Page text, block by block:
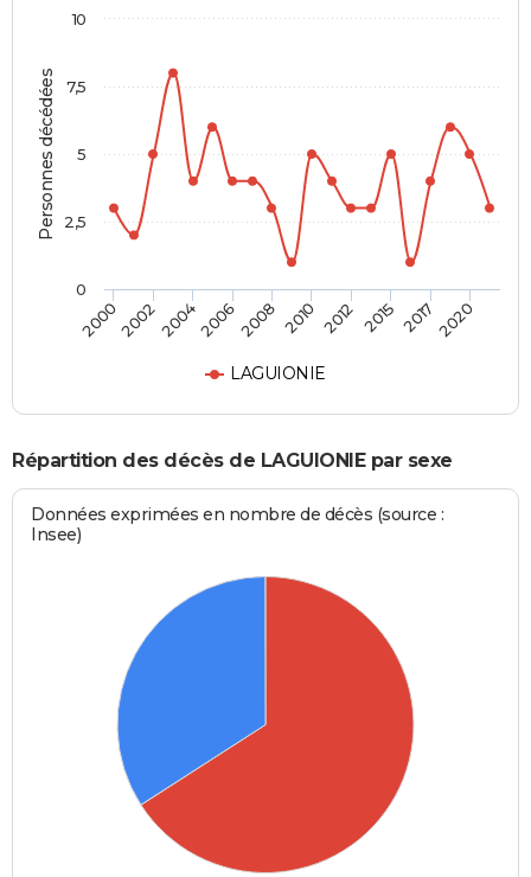
Personnes décédées
LAGUIONIE
20002002200420062008 2010 2012 2015 20172020
0
10
2,5
5
7,5
Répartition des décès de LAGUIONIE par sexe
Données exprimées en nombre de décès (source :
Insee)